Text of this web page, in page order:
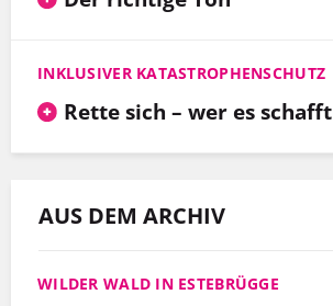
INKLUSIVER KATASTROPHENSCHUTZ
Rette sich – wer es schafft
AUS DEM ARCHIV
WILDER WALD IN ESTEBRÜGGE